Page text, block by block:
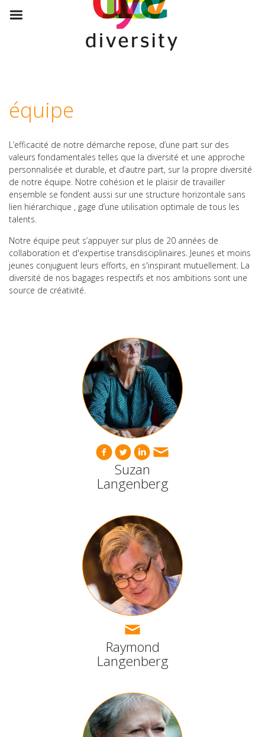
équipe
L’efficacité de notre démarche repose, d’une part sur des
valeurs fondamentales telles que la diversité et une approche
personnalisée et durable, et d’autre part, sur la propre diversité
de notre équipe. Notre cohésion et le plaisir de travailler
ensemble se fondent aussi sur une structure horizontale sans
lien hiérarchique , gage d’une utilisation optimale de tous les
talents.
Notre équipe peut s’appuyer sur plus de 20 années de
collaboration et d'expertise transdisciplinaires. Jeunes et moins
jeunes conjuguent leurs efforts, en s'inspirant mutuellement. La
diversité de nos bagages respectifs et nos ambitions sont une
source de créativité.
Suzan
Langenberg
Raymond
Langenberg